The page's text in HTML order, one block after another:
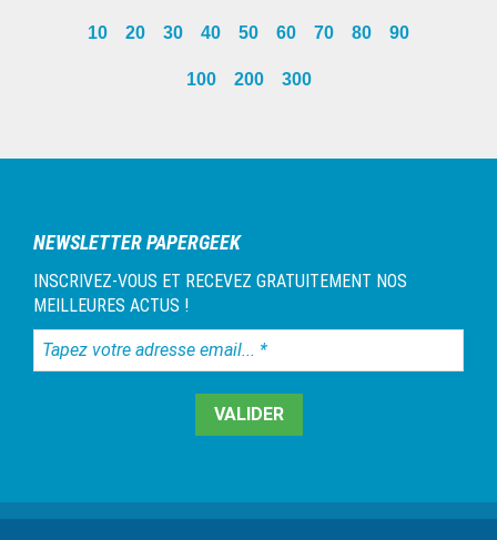
omitted
page
10 20 30 40 50 60 70 80 90
100 200 300
latérale
NEWSLETTER PAPERGEEK
INSCRIVEZ-VOUS ET RECEVEZ GRATUITEMENT NOS
MEILLEURES ACTUS !
Tapez
votre